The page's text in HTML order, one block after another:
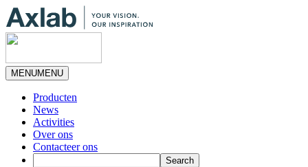
MENUMENU
Producten
News
Activities
Over ons
Contacteer ons